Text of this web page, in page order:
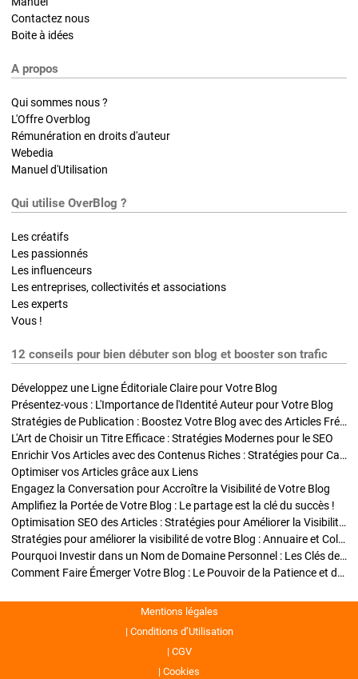
Contactez nous
Boite à idées
A propos
Qui sommes nous ?
L'Offre Overblog
Rémunération en droits d'auteur
Webedia
Manuel d'Utilisation
Qui utilise OverBlog ?
Les créatifs
Les passionnés
Les influenceurs
Les entreprises, collectivités et associations
Les experts
Vous !
12 conseils pour bien débuter son blog et booster son trafic
Développez une Ligne Éditoriale Claire pour Votre Blog
Présentez-vous : L'Importance de l'Identité Auteur pour Votre Blog
Stratégies de Publication : Boostez Votre Blog avec des Articles Fréquents et Exclusifs
L'Art de Choisir un Titre Efficace : Stratégies Modernes pour le SEO
Enrichir Vos Articles avec des Contenus Riches : Stratégies pour Captiver et Optimiser
Optimiser vos Articles grâce aux Liens
Engagez la Conversation pour Accroître la Visibilité de Votre Blog
Amplifiez la Portée de Votre Blog : Le partage est la clé du succès !
Optimisation SEO des Articles : Stratégies pour Améliorer la Visibilité de Votre Blog
Stratégies pour améliorer la visibilité de votre Blog : Annuaire et Collaborations
Pourquoi Investir dans un Nom de Domaine Personnel : Les Clés de la Réussite de Votre Blog
Comment Faire Émerger Votre Blog : Le Pouvoir de la Patience et de la Persévérance
Mentions légales
Conditions d’Utilisation
CGV
Cookies